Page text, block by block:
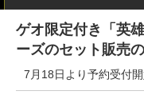
ゲオ限定付き「英
ーズのセット販売
7月18日より予約受付